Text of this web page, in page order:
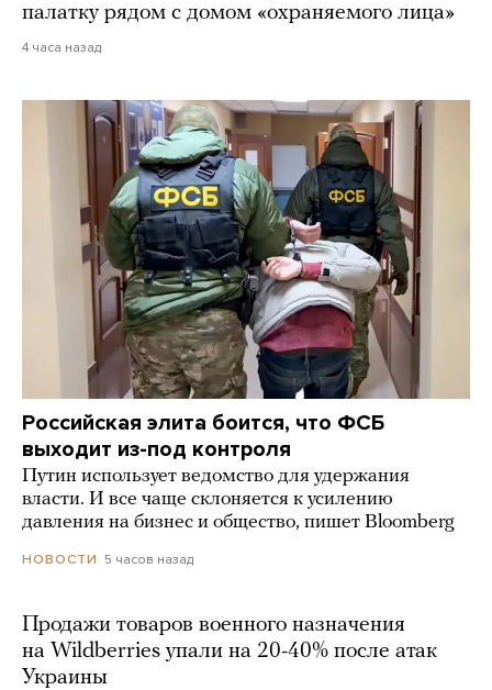
палатку рядом с домом «охраняемого лица»
4 часа назад
Российская элита боится, что ФСБ
выходит из-под контроля
Путин использует ведомство для удержания
власти. И все чаще склоняется к усилению
давления на бизнес и общество, пишет Bloomberg
НОВОСТИ 5 часов назад
Продажи товаров военного назначения
на Wildberries упали на 20-40% после атак
Украины